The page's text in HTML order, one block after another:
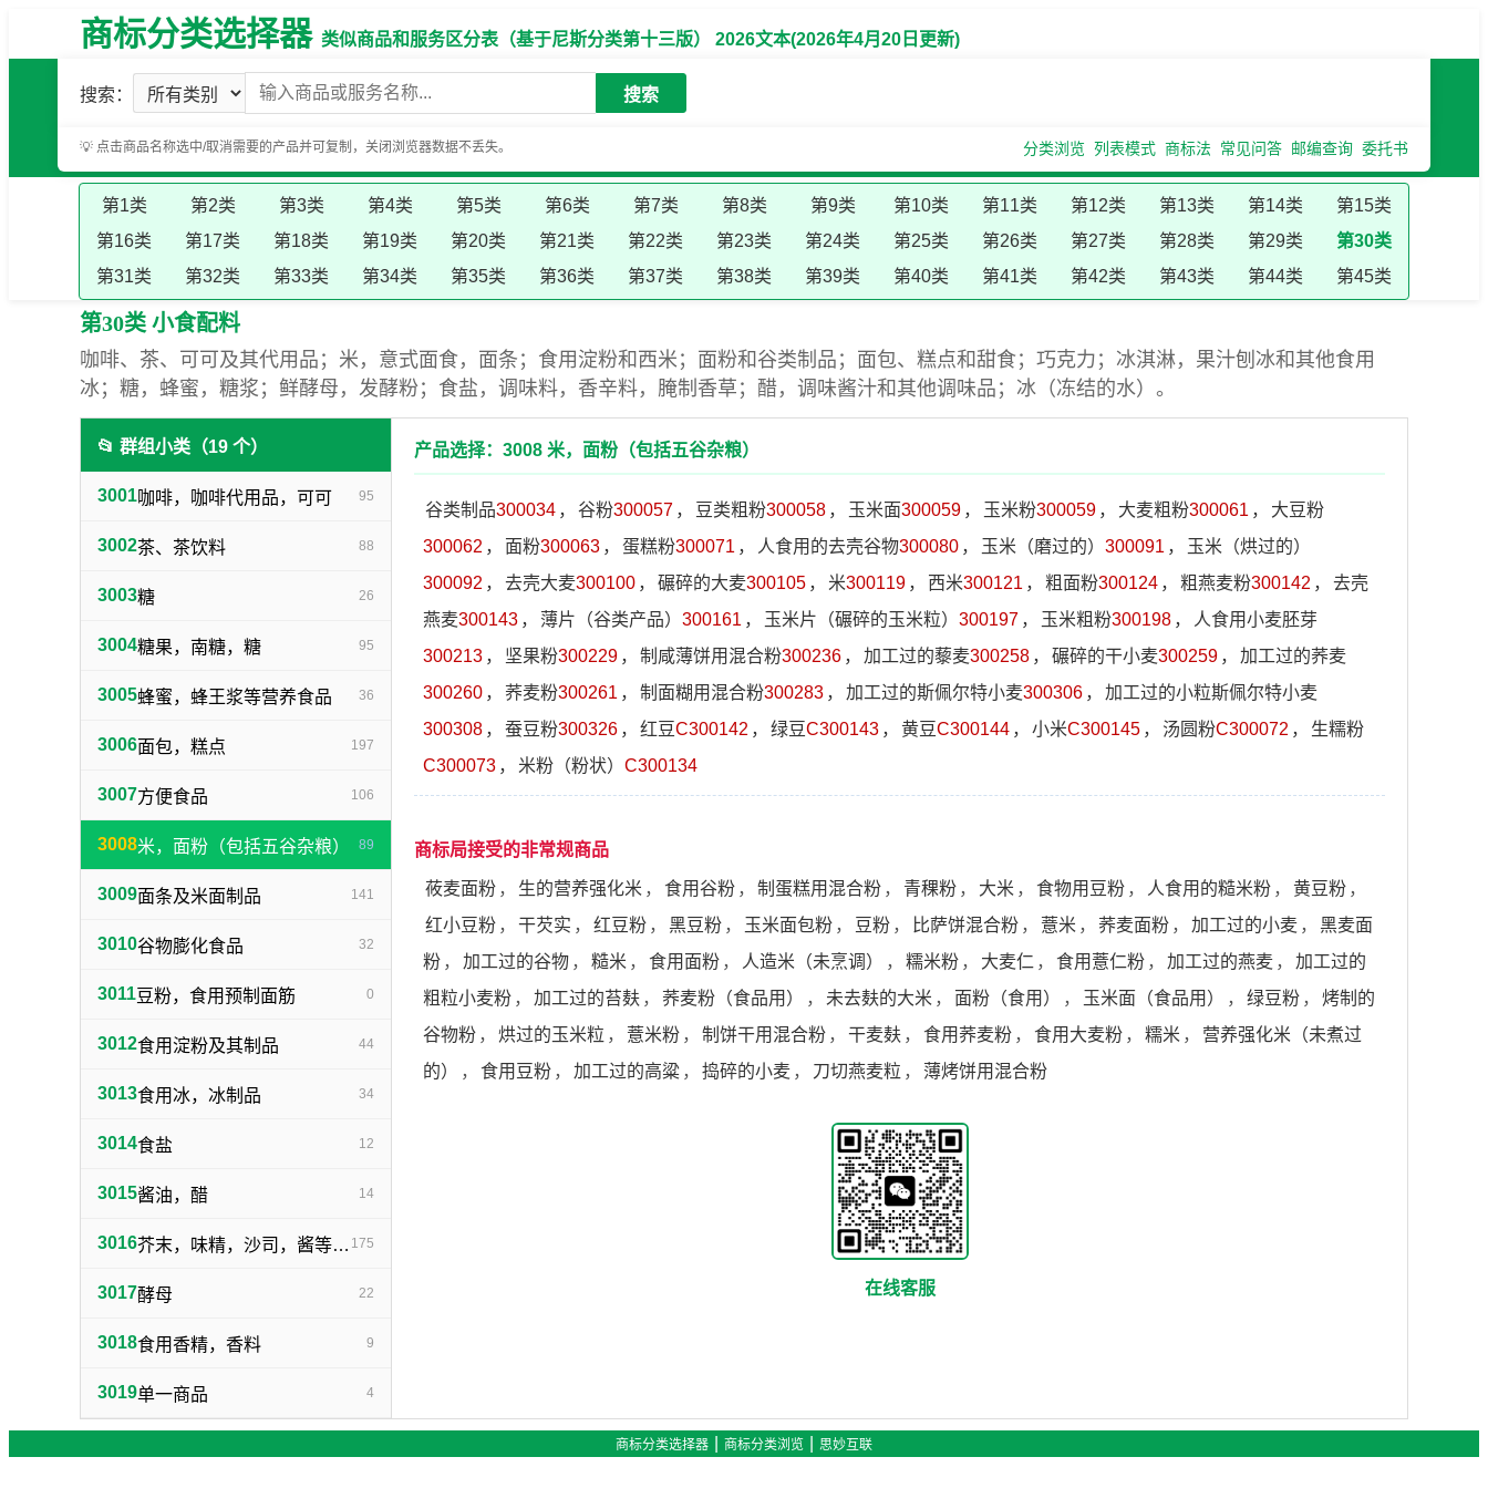
商标分类选择器类似商品和服务区分表（基于尼斯分类第十三版） 2026文本(2026年4月20日更新)
搜索： 搜索
💡 点击商品名称选中/取消需要的产品并可复制，关闭浏览器数据不丢失。 分类浏览 列表模式 商标法 常见问答 邮编查询 委托书
第1类 第2类 第3类 第4类 第5类 第6类 第7类 第8类 第9类 第10类 第11类 第12类 第13类 第14类
第15类
第16类
第17类 第18类 第19类 第20类 第21类 第22类 第23类 第24类 第25类 第26类 第27类 第28类 第29类
第30类
第31类
第32类 第33类 第34类 第35类 第36类 第37类 第38类 第39类 第40类 第41类 第42类 第43类 第44类 第45类
第30类 小食配料
咖啡、茶、可可及其代用品；米，意式面食，面条；食用淀粉和西米；面粉和谷类制品；面包、糕点和甜食；巧克力；冰淇淋，果汁刨冰和其他食用
冰；糖，蜂蜜，糖浆；鲜酵母，发酵粉；食盐，调味料，香辛料，腌制香草；醋，调味酱汁和其他调味品；冰（冻结的水）。
📂 群组小类（19 个）
3001咖啡，咖啡代用品，可可 95
3002茶、茶饮料 88
3003糖 26
3004糖果，南糖，糖 95
3005蜂蜜，蜂王浆等营养食品 36
3006面包，糕点 197
3007方便食品 106
3008米，面粉（包括五谷杂粮） 89
3009面条及米面制品 141
3010谷物膨化食品 32
3011豆粉，食用预制面筋 0
3012食用淀粉及其制品 44
3013食用冰，冰制品 34
3014食盐 12
3015酱油，醋 14
3016 芥末，味精，沙司，酱等调味品 175
3017酵母 22
3018食用香精，香料 9
3019单一商品 4
产品选择：3008 米，面粉（包括五谷杂粮）
谷类制品300034 ， 谷粉300057 ， 豆类粗粉300058 ， 玉米面300059 ， 玉米粉300059 ， 大麦粗粉300061 ，
大豆粉
300062 ， 面粉300063 ， 蛋糕粉300071 ， 人食用的去壳谷物300080 ， 玉米（磨过的） 300091 ，
玉米（烘过的）
300092 ， 去壳大麦300100 ， 碾碎的大麦300105 ， 米300119 ， 西米300121 ， 粗面粉300124 ， 粗燕麦粉300142 ，
去壳
燕麦300143 ， 薄片（谷类产品） 300161 ， 玉米片（碾碎的玉米粒） 300197 ， 玉米粗粉300198 ，
人食用小麦胚芽
300213 ， 坚果粉300229 ， 制咸薄饼用混合粉300236 ， 加工过的藜麦300258 ， 碾碎的干小麦300259 ，
加工过的荞麦
300260 ， 荞麦粉300261 ， 制面糊用混合粉300283 ， 加工过的斯佩尔特小麦300306 ，
加工过的小粒斯佩尔特小麦
300308 ， 蚕豆粉300326 ， 红豆C300142 ， 绿豆C300143 ， 黄豆C300144 ， 小米C300145 ， 汤圆粉C300072 ，
生糯粉
C300073 ， 米粉（粉状） C300134
商标局接受的非常规商品
莜麦面粉 ， 生的营养强化米 ， 食用谷粉 ， 制蛋糕用混合粉 ， 青稞粉 ， 大米 ， 食物用豆粉 ， 人食用的糙米粉 ， 黄豆粉 ，
红小豆粉 ， 干芡实 ， 红豆粉 ， 黑豆粉 ， 玉米面包粉 ， 豆粉 ， 比萨饼混合粉 ， 薏米 ， 荞麦面粉 ， 加工过的小麦 ，
黑麦面
粉 ， 加工过的谷物 ， 糙米 ， 食用面粉 ， 人造米（未烹调） ， 糯米粉 ， 大麦仁 ， 食用薏仁粉 ， 加工过的燕麦 ，
加工过的
粗粒小麦粉 ， 加工过的苔麸 ， 荞麦粉（食品用） ， 未去麸的大米 ， 面粉（食用） ， 玉米面（食品用） ， 绿豆粉 ，
烤制的
谷物粉 ， 烘过的玉米粒 ， 薏米粉 ， 制饼干用混合粉 ， 干麦麸 ， 食用荞麦粉 ， 食用大麦粉 ， 糯米 ，
营养强化米（未煮过
的）
， 食用豆粉 ， 加工过的高粱 ， 捣碎的小麦 ， 刀切燕麦粒 ， 薄烤饼用混合粉
在线客服
商标分类选择器 商标分类浏览
思妙互联